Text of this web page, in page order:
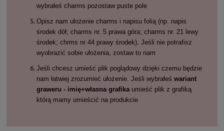
wybrałeś charms pozostaw puste pole
Opisz nam ułożenie charms i napisu folią (np. napis
środek dół; charms nr. 5 prawa góra; charms nr. 21 lewy
środek; chrms nr 44 prawy środek). Jeśli nie potrafisz
wyobrazić sobie ułożenia, zostaw to nam
Jeśli chcesz umieść plik poglądowy dzięki czemu będzie
nam łatwiej zrozumieć ułożenie. Jeśli wybrałeś wariant
graweru - imię+własna grafika umieść plik z grafiką
którą mamy umieścić na produkcie